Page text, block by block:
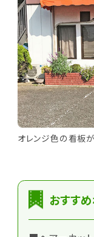
オレンジ色の看板が
おすすめ